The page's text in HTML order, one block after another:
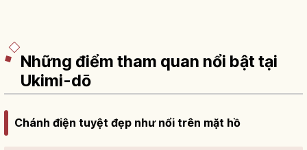
Những điểm tham quan nổi bật tại
Ukimi-dō
Chánh điện tuyệt đẹp như nổi trên mặt hồ